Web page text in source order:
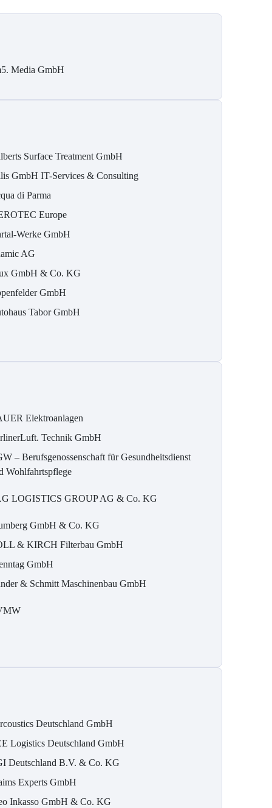
Media GmbH
Surface Treatment GmbH
GmbH IT-Services & Consulting
di Parma
Europe
Werke GmbH
AG
GmbH & Co. KG
GmbH
Tabor GmbH
Elektroanlagen
Technik GmbH
– Berufsgenossenschaft für Gesundheitsdienst
Wohlfahrtspflege
LOGISTICS GROUP AG & Co. KG
GmbH & Co. KG
& KIRCH Filterbau GmbH
GmbH
& Schmitt Maschinenbau GmbH
Deutschland GmbH
Logistics Deutschland GmbH
Deutschland B.V. & Co. KG
Experts GmbH
Inkasso GmbH & Co. KG